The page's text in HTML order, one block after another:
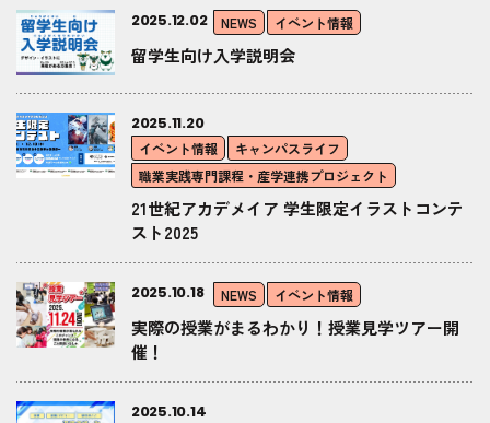
2025.12.02 NEWS イベント情報
留学生向け入学説明会
2025.11.20
イベント情報
キャンパスライフ
職業実践専門課程・産学連携プロジェクト
21世紀アカデメイア 学生限定イラストコンテ
スト2025
2025.10.18 NEWS イベント情報
実際の授業がまるわかり！授業見学ツアー開
催！
2025.10.14